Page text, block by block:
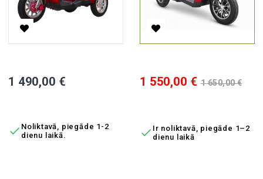
Cena
1 490,00 €
 Noliktavā, piegāde 1-2
dienu laikā.
Cena
1 550,00 € Standarta
cena
1 650,00 €
 Ir noliktavā, piegāde 1–2
dienu laikā